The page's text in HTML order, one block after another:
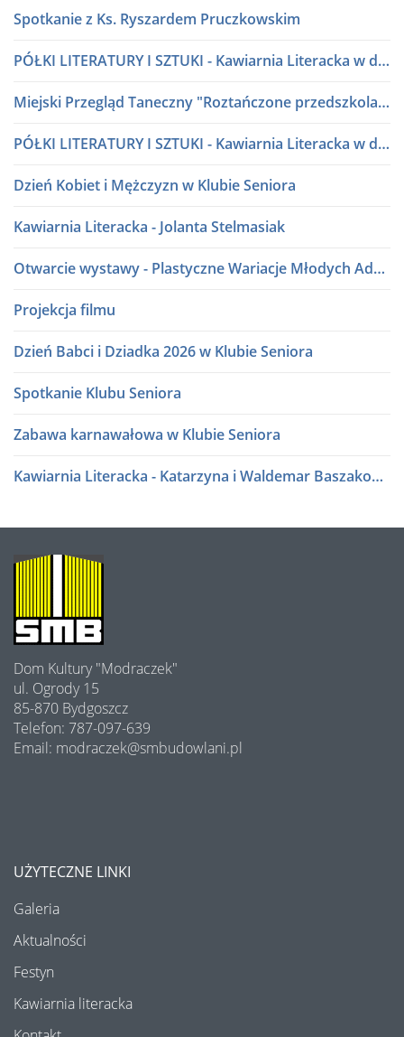
Spotkanie z Ks. Ryszardem Pruczkowskim
PÓŁKI LITERATURY I SZTUKI - Kawiarnia Literacka w dialogu
Miejski Przegląd Taneczny "Roztańczone przedszkolaki" lata 80 i 90
PÓŁKI LITERATURY I SZTUKI - Kawiarnia Literacka w dialogu
Dzień Kobiet i Mężczyzn w Klubie Seniora
Kawiarnia Literacka - Jolanta Stelmasiak
Otwarcie wystawy - Plastyczne Wariacje Młodych Adeptów Sztuki
Projekcja filmu
Dzień Babci i Dziadka 2026 w Klubie Seniora
Spotkanie Klubu Seniora
Zabawa karnawałowa w Klubie Seniora
Kawiarnia Literacka - Katarzyna i Waldemar Baszakowie
Kawiarnia Literacka - Roman Sidorkiewicz
Półki literatury - Kawiarnia Literacka
Program Edukacji Spółdzielczej 2025
Bezpieczny Senior - DEBATA
Półki literatury - Kawiarnia Literacka
Koncert z okazji Dnia Mamy i Taty
O
Dom Kultury "Modraczek"
ul. Ogrody 15
85-870 Bydgoszcz
Telefon: 787-097-639
Email: modraczek@smbudowlani.pl
UŻYTECZNE LINKI
Galeria
Aktualności
Festyn
Kawiarnia literacka